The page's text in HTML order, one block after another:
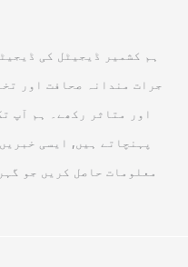
ہم کشمیر ڈیجیٹل کی
جرات مندانہ صحافت اور
اور متاثر رکھے۔ ہم آپ
پہنچاتے ہیں, ایسی
معلومات حاصل کریں جو